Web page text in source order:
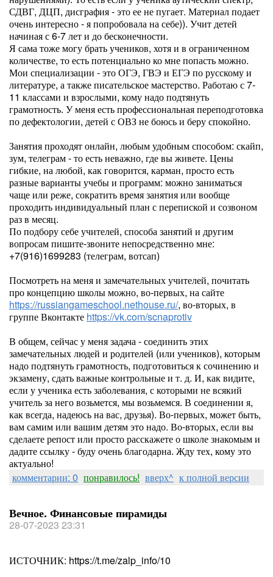
СДВГ, ДЦП, дисграфия - это ее не пугает. Материал подает
очень интересно - я попробовала на себе)). Учит детей
начиная с 6-7 лет и до бесконечности.
Я сама тоже могу брать учеников, хотя и в ограниченном
количестве, то есть потенциально ко мне попасть можно.
Мои специализации - это ОГЭ, ГВЭ и ЕГЭ по русскому и
литературе, а также писательское мастерство. Работаю с 7-
11 классами и взрослыми, кому надо подтянуть
грамотность. У меня есть профессиональная переподготовка
по дефектологии, детей с ОВЗ не боюсь и беру спокойно.
Занятия проходят онлайн, любым удобным способом: скайп,
зум, телеграм - то есть неважно, где вы живете. Цены
гибкие, на любой, как говорится, карман, просто есть
разные варианты учебы и программ: можно заниматься
чаще или реже, сократить время занятия или вообще
проходить индивидуальный план с перепиской и созвоном
раз в месяц.
По подбору себе учителей, способа занятий и другим
вопросам пишите-звоните непосредственно мне:
+7(916)1699283 (телеграм, вотсап)
Посмотреть на меня и замечательных учителей, почитать
про концепцию школы можно, во-первых, на сайте
https://russiangameschool.nethouse.ru/, во-вторых, в
группе Вконтакте https://vk.com/scnaprotiv
В общем, сейчас у меня задача - соединить этих
замечательных людей и родителей (или учеников), которым
надо подтянуть грамотность, подготовиться к сочинению и
экзамену, сдать важные контрольные и т. д. И, как видите,
если у ученика есть заболевания, с которыми не всякий
учитель за него возьмется, мы возьмемся. В соединении я,
как всегда, надеюсь на вас, друзья). Во-первых, может быть,
вам самим или вашим детям это надо. Во-вторых, если вы
сделаете репост или просто расскажете о школе знакомым и
дадите ссылку - буду очень благодарна. Жду тех, кому это
актуально!
комментарии: 0 понравилось! вверх^ к полной версии
Вечное. Финансовые пирамиды
28-07-2023 23:31
ИСТОЧНИК: https://t.me/zalp_info/10